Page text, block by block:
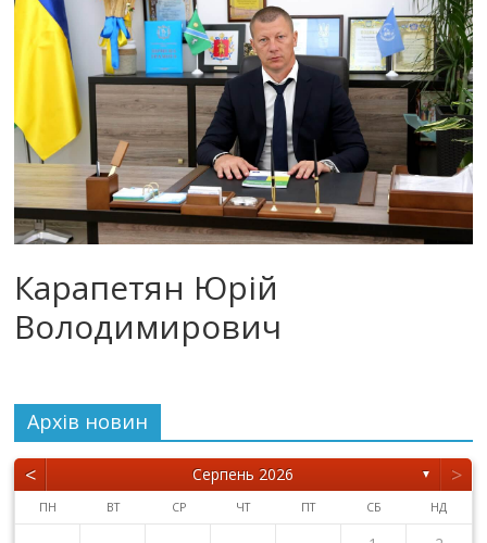
Карапетян Юрій
Володимирович
Архiв новин
< Серпень 2026 ▼ >
ПН ВТ СР ЧТ ПТ СБ НД